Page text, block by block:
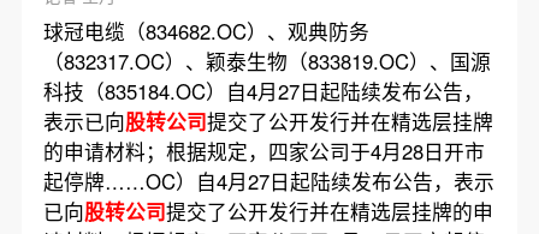
球冠电缆（834682.OC）、观典防务
（832317.OC）、颖泰生物（833819.OC）、国源
科技（835184.OC）自4月27日起陆续发布公告，
表示已向股转公司提交了公开发行并在精选层挂牌
的申请材料；根据规定，四家公司于4月28日开市
起停牌……OC）自4月27日起陆续发布公告，表示
已向股转公司提交了公开发行并在精选层挂牌的申